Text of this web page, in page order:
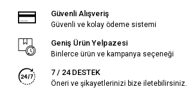
Güvenli Alışveriş
Güvenli ve kolay ödeme sistemi
Geniş Ürün Yelpazesi
Binlerce ürün ve kampanya seçeneği
7 / 24 DESTEK
Öneri ve şikayetlerinizi bize iletebilirsiniz.